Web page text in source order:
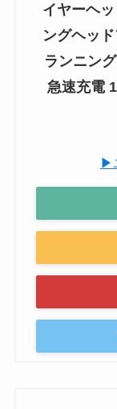
イヤーヘ
ングヘッ
ランニン
急速充電
▶